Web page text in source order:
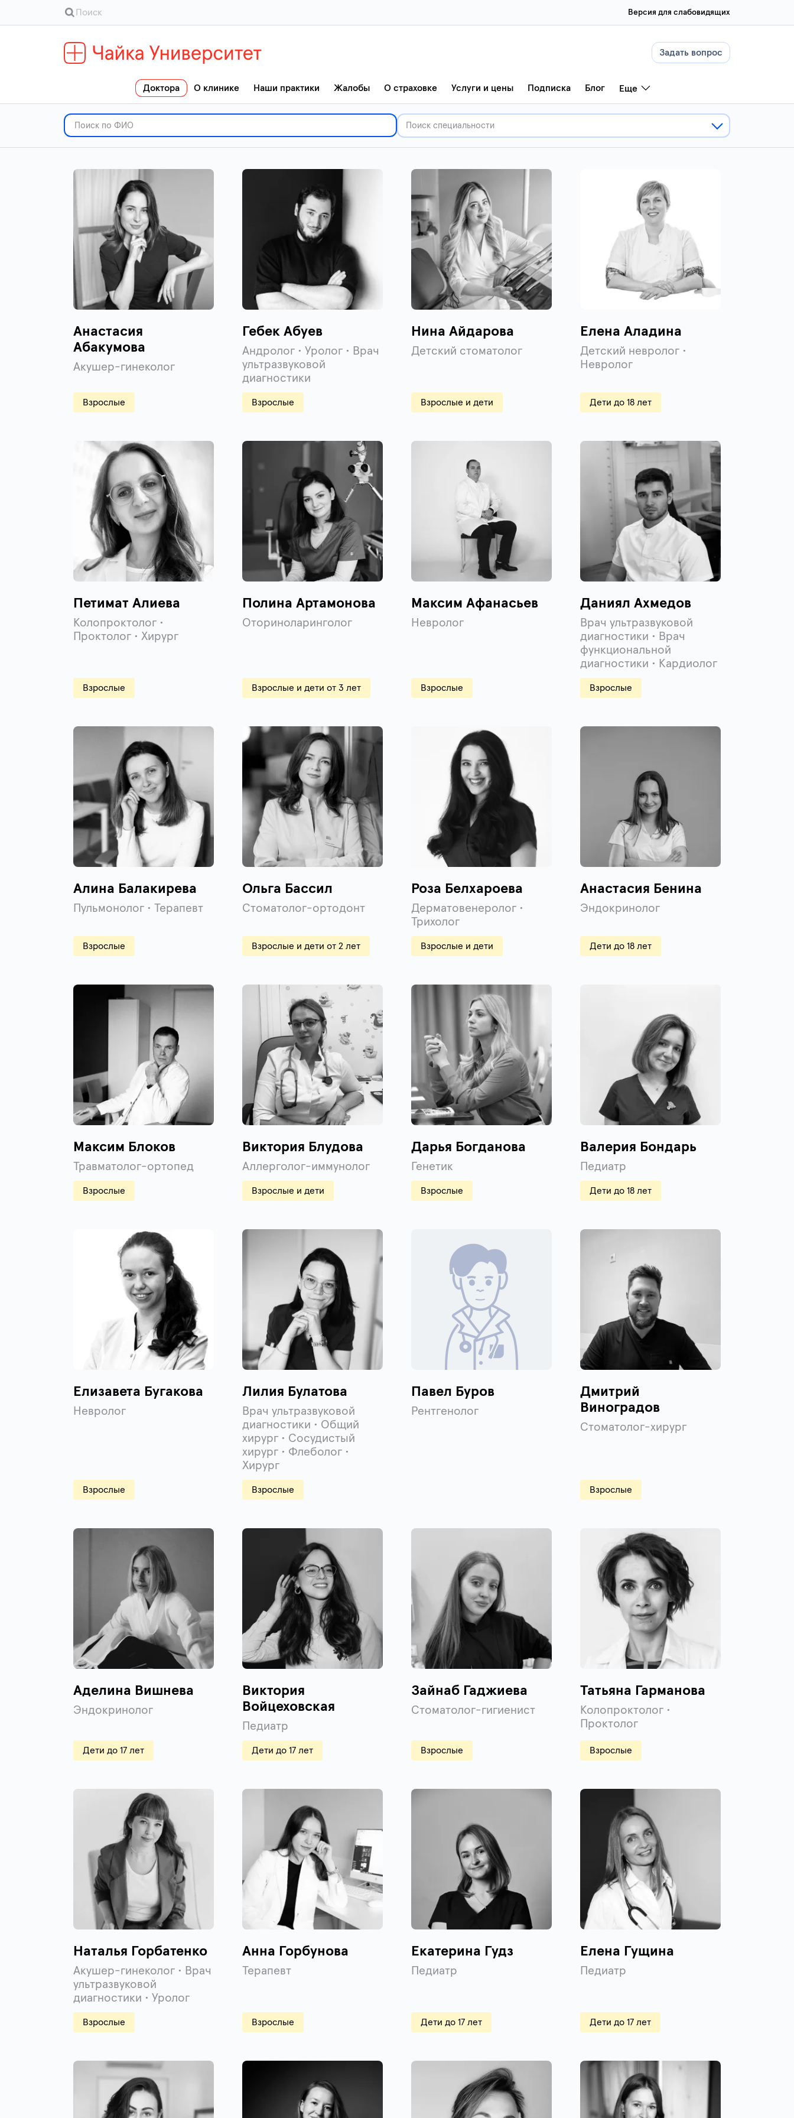
Версия для слабовидящих
Задать вопрос
Доктора О клинике Наши практики Жалобы О страховке Услуги и цены Подписка Блог Еще
Анастасия
Абакумова
Акушер-гинеколог
Взрослые
Гебек Абуев
Андролог • Уролог • Врач
ультразвуковой
диагностики
Взрослые
Нина Айдарова
Детский стоматолог
Взрослые и дети
Елена Аладина
Детский невролог •
Невролог
Дети до 18 лет
Петимат Алиева
Колопроктолог •
Проктолог • Хирург
Взрослые
Полина Артамонова
Оториноларинголог
Взрослые и дети от 3 лет
Максим Афанасьев
Невролог
Взрослые
Даниял Ахмедов
Врач ультразвуковой
диагностики • Врач
функциональной
диагностики • Кардиолог
Взрослые
Алина Балакирева
Пульмонолог • Терапевт
Взрослые
Ольга Бассил
Стоматолог-ортодонт
Взрослые и дети от 2 лет
Роза Белхароева
Дерматовенеролог •
Трихолог
Взрослые и дети
Анастасия Бенина
Эндокринолог
Дети до 18 лет
Максим Блоков
Травматолог-ортопед
Взрослые
Виктория Блудова
Аллерголог-иммунолог
Взрослые и дети
Дарья Богданова
Генетик
Взрослые
Валерия Бондарь
Педиатр
Дети до 18 лет
Елизавета Бугакова
Невролог
Взрослые
Лилия Булатова
Врач ультразвуковой
диагностики • Общий
хирург • Сосудистый
хирург • Флеболог •
Хирург
Взрослые
Павел Буров
Рентгенолог
Дмитрий
Виноградов
Стоматолог-хирург
Взрослые
Аделина Вишнева
Эндокринолог
Дети до 17 лет
Виктория
Войцеховская
Педиатр
Дети до 17 лет
Зайнаб Гаджиева
Стоматолог-гигиенист
Взрослые
Татьяна Гарманова
Колопроктолог •
Проктолог
Взрослые
Наталья Горбатенко
Акушер-гинеколог • Врач
ультразвуковой
диагностики • Уролог
Взрослые
Анна Горбунова
Терапевт
Взрослые
Екатерина Гудз
Педиатр
Дети до 17 лет
Елена Гущина
Педиатр
Дети до 17 лет